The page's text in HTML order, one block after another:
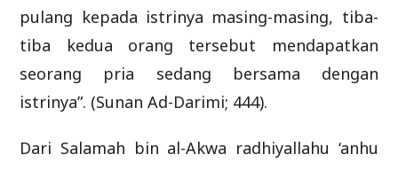
pulang kepada istrinya masing-masing, tiba-
tiba kedua orang tersebut mendapatkan
seorang pria sedang bersama dengan
istrinya”. (Sunan Ad-Darimi; 444).
Dari Salamah bin al-Akwa radhiyallahu ‘anhu